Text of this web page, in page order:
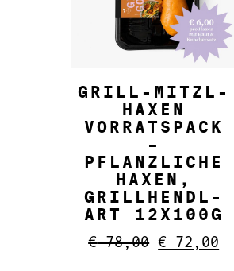
IN DEN WARENKORB
GRILL-MITZL-
HAXEN
VORRATSPACK
–
PFLANZLICHE
HAXEN,
GRILLHENDL-
ART 12X100G
€78,00 € 72,00